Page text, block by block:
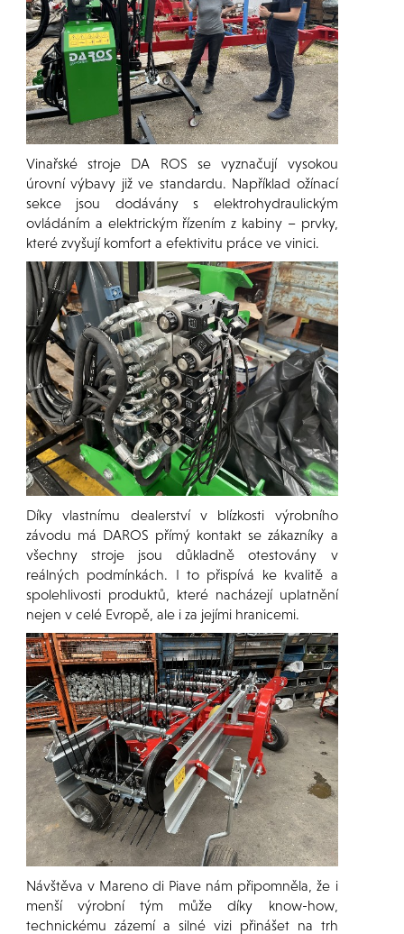
Vinařské stroje DA ROS se vyznačují vysokou
úrovní výbavy již ve standardu. Například ožínací
sekce jsou dodávány s elektrohydraulickým
ovládáním a elektrickým řízením z kabiny – prvky,
které zvyšují komfort a efektivitu práce ve vinici.
Díky vlastnímu dealerství v blízkosti výrobního
závodu má DAROS přímý kontakt se zákazníky a
všechny stroje jsou důkladně otestovány v
reálných podmínkách. I to přispívá ke kvalitě a
spolehlivosti produktů, které nacházejí uplatnění
nejen v celé Evropě, ale i za jejími hranicemi.
Návštěva v Mareno di Piave nám připomněla, že i
menší výrobní tým může díky know-how,
technickému zázemí a silné vizi přinášet na trh